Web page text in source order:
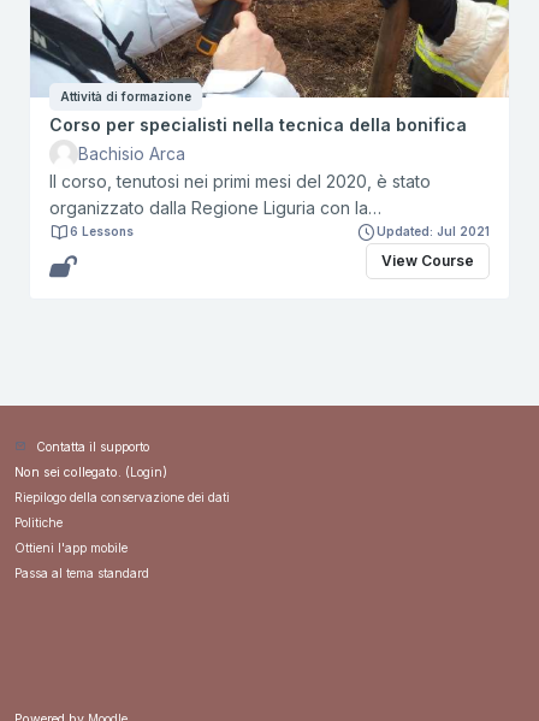
Attività di formazione
Corso per specialisti nella tecnica della bonifica
Bachisio Arca
Il corso, tenutosi nei primi mesi del 2020, è stato
organizzato dalla Regione Liguria con la
collaborazione dell’ANCI Liguria, della Direzione
regionale dei Vigili del Fuoco della Liguria e dei
6 Lessons Updated: Jul 2021
View Course
Contatta il supporto
Non sei collegato. (Login)
Riepilogo della conservazione dei dati
Politiche
Ottieni l'app mobile
Passa al tema standard